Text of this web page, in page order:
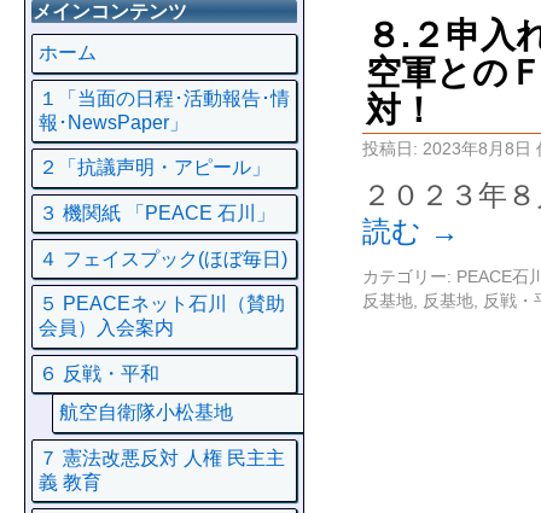
８.２申入
空軍との
対！
投稿日: 2023年8月8日
２０２３年
読む →
カテゴリー: PEACE石
反基地
反基地 反戦・
メインコンテンツ
ホーム
１「当面の日程･活動報告･情
報･NewsPaper」
２「抗議声明・アピール」
３ 機関紙 「PEACE 石川」
４ フェイスプック(ほぼ毎日)
５ PEACEネット石川（賛助
会員）入会案内
６ 反戦・平和
航空自衛隊小松基地
７ 憲法改悪反対 人権 民主主
義 教育